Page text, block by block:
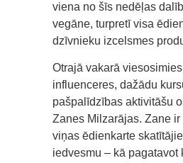
viena no šīs nedēļas
vegāne, turpretī visa
dzīvnieku izcelsmes
Otrajā vakarā
influenceres, dažādu
pašpalīdzības aktivitāšu
Zanes Milzarājas. Zane ir
viņas ēdienkarte
iedvesmu – kā pagatavot